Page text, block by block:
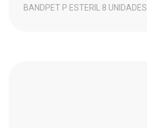
BANDPET P ESTERIL 8 UNIDADES